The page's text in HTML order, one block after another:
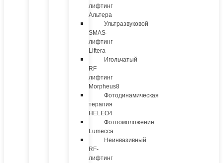
лифтинг
Альтера
Ультразвуковой
SMAS-
лифтинг
Liftera
Игольчатый
RF
лифтинг
Morpheus8
Фотодинамическая
терапия
HELEO4
Фотоомоложение
Lumecca
Неинвазивный
RF-
лифтинг